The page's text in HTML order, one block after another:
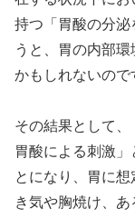
持つ「胃酸の分泌
うと、胃の内部
かもしれないので
その結果として
胃酸による刺激
とになり、胃に
き気や胸焼け、